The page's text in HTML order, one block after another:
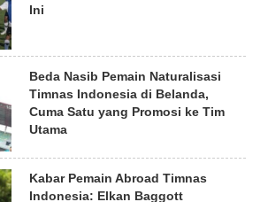
Ini
Beda Nasib Pemain Naturalisasi
Timnas Indonesia di Belanda,
Cuma Satu yang Promosi ke Tim
Utama
Kabar Pemain Abroad Timnas
Indonesia: Elkan Baggott